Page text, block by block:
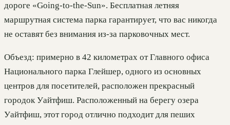
дороге «Going-to-the-Sun». Бесплатная летняя
маршрутная система парка гарантирует, что вас никогда
не оставят без внимания из-за парковочных мест.
Объезд: примерно в 42 километрах от Главного офиса
Национального парка Глейшер, одного из основных
центров для посетителей, расположен прекрасный
городок Уайтфиш. Расположенный на берегу озера
Уайтфиш, этот город отлично подходит для пеших